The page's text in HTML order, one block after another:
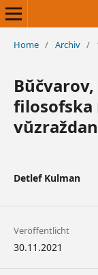
Home / Archiv /
filosofska
Detlef Kulman
Veröffentlicht
30.11.2021